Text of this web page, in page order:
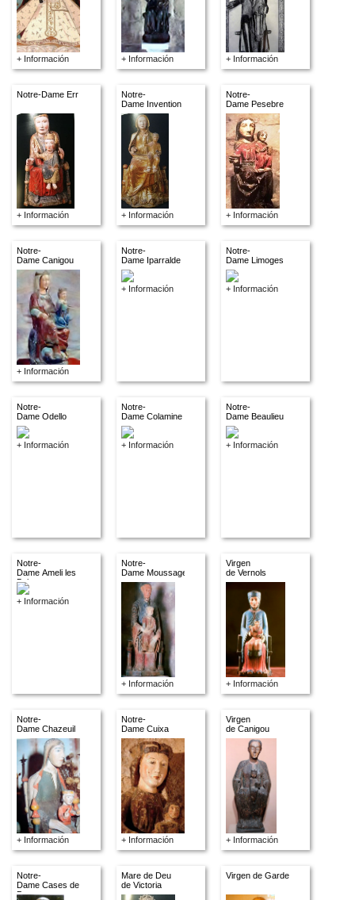
+ Información + Información + Información
Notre-Dame Err
+ Información
Notre-
Dame Invention
+ Información
Notre-
Dame Pesebre
+ Información
Notre-
Dame Canigou
+ Información
Notre-
Dame Iparralde
+ Información
Notre-
Dame Limoges
+ Información
Notre-
Dame Odello
+ Información
Notre-
Dame Colamine
+ Información
Notre-
Dame Beaulieu
+ Información
Notre-
Dame Ameli les
Bains
+ Información
Notre-
Dame Moussages
+ Información
Virgen
de Vernols
+ Información
Notre-
Dame Chazeuil
+ Información
Notre-
Dame Cuixa
+ Información
Virgen
de Canigou
+ Información
Notre-
Dame Cases de
Pene
Mare de Deu
de Victoria
Virgen de Garde